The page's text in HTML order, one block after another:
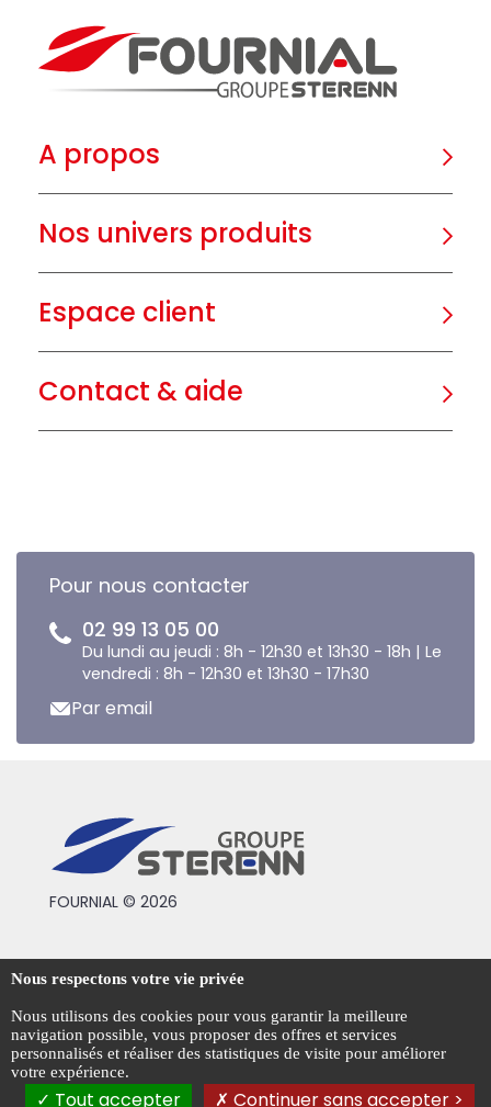
A propos
Nos univers produits
Espace client
Contact & aide
Pour nous contacter
02 99 13 05 00
Du lundi au jeudi : 8h - 12h30 et 13h30 - 18h | Le
vendredi : 8h - 12h30 et 13h30 - 17h30
Par email
FOURNIAL © 2026
Conditions générales de vente
Mentions légales
Politique de confidentialité
Gestion des cookies
Nous respectons votre vie privée
Nous utilisons des cookies pour vous garantir la meilleure
navigation possible, vous proposer des offres et services
personnalisés et réaliser des statistiques de visite pour améliorer
votre expérience.
Tout accepter Continuer sans accepter >